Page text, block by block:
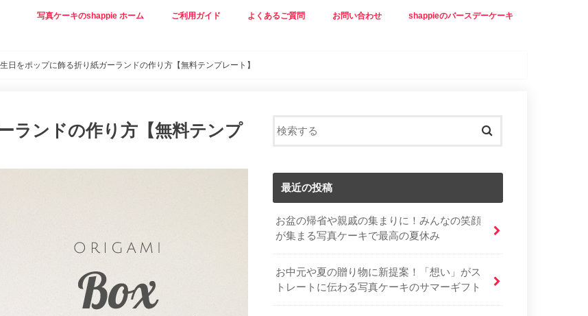
写真ケーキのshappie ホーム ご利用ガイド よくあるご質問 お問い合わせ shappieのバースデーケーキ
日をポップに飾る折り紙ガーランドの作り方【無料テンプレート】
ランドの作り方【無料テンプ
最近の投稿
お盆の帰省や親戚の集まりに！みんなの笑顔
が集まる写真ケーキで最高の夏休み
お中元や夏の贈り物に新提案！「想い」がス
トレートに伝わる写真ケーキのサマーギフト